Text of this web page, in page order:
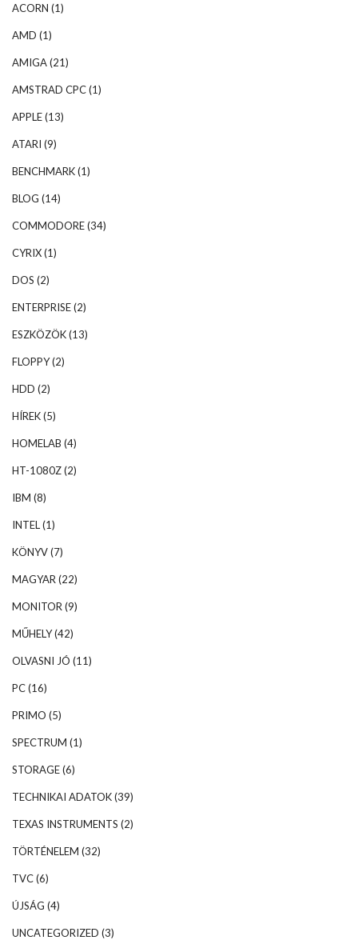
ACORN (1)
AMD (1)
AMIGA(21)
AMSTRAD CPC(1)
APPLE(13)
ATARI (9)
BENCHMARK(1)
BLOG (14)
COMMODORE(34)
CYRIX(1)
DOS (2)
ENTERPRISE(2)
ESZKÖZÖK(13)
FLOPPY(2)
HDD (2)
HÍREK(5)
HOMELAB (4)
HT-1080Z(2)
IBM (8)
INTEL(1)
KÖNYV(7)
MAGYAR (22)
MONITOR (9)
MŰHELY(42)
OLVASNI JÓ (11)
PC(16)
PRIMO (5)
SPECTRUM (1)
STORAGE(6)
TECHNIKAI ADATOK(39)
TEXAS INSTRUMENTS (2)
TÖRTÉNELEM (32)
TVC(6)
ÚJSÁG (4)
UNCATEGORIZED (3)